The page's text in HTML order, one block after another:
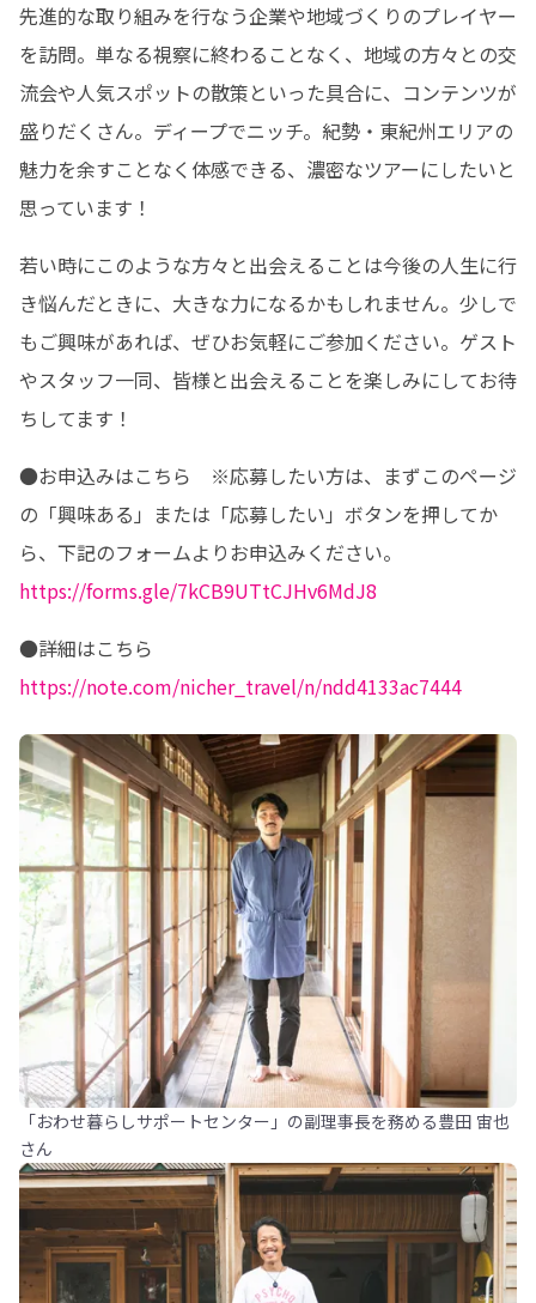
先進的な取り組みを行なう企業や地域づくりのプレイヤー
を訪問。単なる視察に終わることなく、地域の方々との交
流会や人気スポットの散策といった具合に、コンテンツが
盛りだくさん。ディープでニッチ。紀勢・東紀州エリアの
魅力を余すことなく体感できる、濃密なツアーにしたいと
思っています！
若い時にこのような方々と出会えることは今後の人生に行
き悩んだときに、大きな力になるかもしれません。少しで
もご興味があれば、ぜひお気軽にご参加ください。ゲスト
やスタッフ一同、皆様と出会えることを楽しみにしてお待
ちしてます！
●お申込みはこちら　※応募したい方は、まずこのページ
の「興味ある」または「応募したい」ボタンを押してか
https://forms.gle/7kCB9UTtCJHv6MdJ8
https://note.com/nicher_travel/n/ndd4133ac7444
「おわせ暮らしサポートセンター」の副理事長を務める豊田 宙也
さん